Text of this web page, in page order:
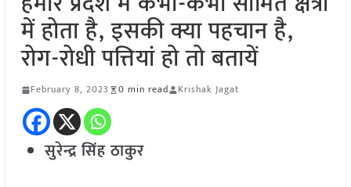
में होता है, इसकी क्या पहचान है,
रोग-रोधी पत्तियां हो तो बतायें
February 8, 2023 0 min read Krishak Jagat
सुरेन्द्र सिंह ठाकुर